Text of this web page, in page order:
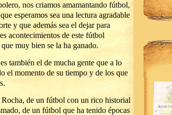
nos criamos amamantando fútbol,
esperamos sea una lectura agradable
y que además sea el dejar para
acontecimientos de este fútbol
muy bien se la ha ganado.
también el de mucha gente que a lo
el momento de su tiempo y de los que
de un fútbol con un rico historial
de un fútbol que ha tenido épocas